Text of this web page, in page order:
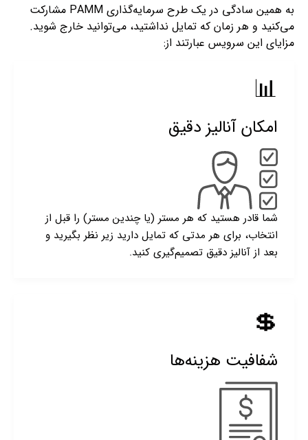
به همین سادگی در یک طرح سرمایه‌گذاری PAMM مشارکت
می‌کنید و هر زمان که تمایل نداشتید، می‌توانید خارج شوید.
مزایای این سرویس عبارتند از:
📊
امکان آنالیز دقیق
شما قادر هستید که هر مستر (یا چندین مستر) را قبل از
انتخاب، برای هر مدتی که تمایل دارید زیر نظر بگیرید و
بعد از آنالیز دقیق تصمیم‌گیری کنید.
💲
شفافیت هزینه‌ها